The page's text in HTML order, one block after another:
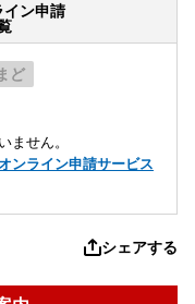
イン申請
ど
ません。
ンライン申請サービス
シェアする